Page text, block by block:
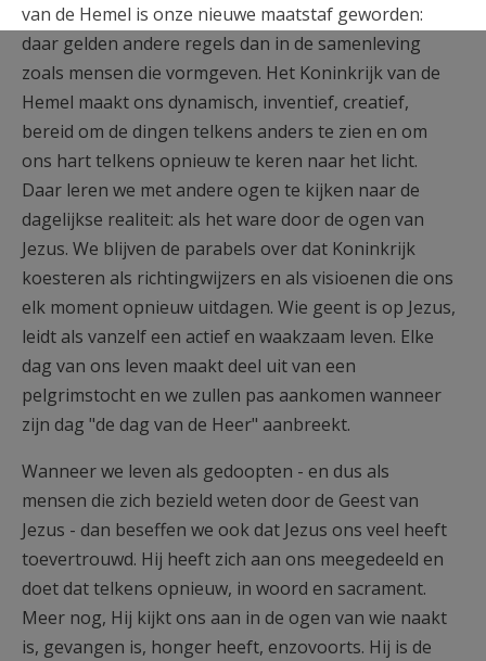
van de Hemel is onze nieuwe maatstaf geworden:
daar gelden andere regels dan in de samenleving
zoals mensen die vormgeven. Het Koninkrijk van de
Hemel maakt ons dynamisch, inventief, creatief,
bereid om de dingen telkens anders te zien en om
ons hart telkens opnieuw te keren naar het licht.
Daar leren we met andere ogen te kijken naar de
dagelijkse realiteit: als het ware door de ogen van
Jezus. We blijven de parabels over dat Koninkrijk
koesteren als richtingwijzers en als visioenen die ons
elk moment opnieuw uitdagen. Wie geent is op Jezus,
leidt als vanzelf een actief en waakzaam leven. Elke
dag van ons leven maakt deel uit van een
pelgrimstocht en we zullen pas aankomen wanneer
zijn dag "de dag van de Heer" aanbreekt.
Wanneer we leven als gedoopten - en dus als
mensen die zich bezield weten door de Geest van
Jezus - dan beseffen we ook dat Jezus ons veel heeft
toevertrouwd. Hij heeft zich aan ons meegedeeld en
doet dat telkens opnieuw, in woord en sacrament.
Meer nog, Hij kijkt ons aan in de ogen van wie naakt
is, gevangen is, honger heeft, enzovoorts. Hij is de